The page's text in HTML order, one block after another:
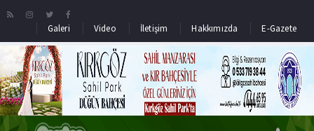
Galeri Video İletişim Hakkımızda E-Gazete